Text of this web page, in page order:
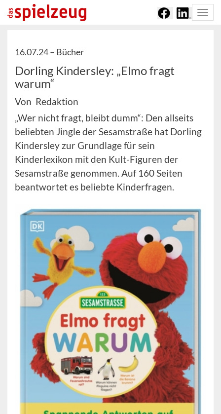
16.07.24 – Bücher
Dorling Kindersley: „Elmo fragt
warum“
Von Redaktion
„Wer nicht fragt, bleibt dumm“: Den allseits
beliebten Jingle der Sesamstraße hat Dorling
Kindersley zur Grundlage für sein
Kinderlexikon mit den Kult-Figuren der
Sesamstraße genommen. Auf 160 Seiten
beantwortet es beliebte Kinderfragen.